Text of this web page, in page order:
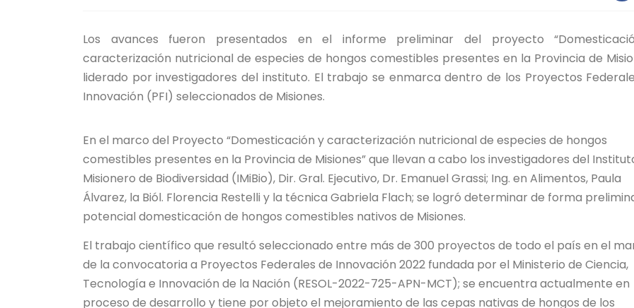
Los avances fueron presentados en el informe preliminar del proyecto
caracterización nutricional de especies de hongos comestibles presentes en la Provincia de
liderado por investigadores del instituto. El trabajo se enmarca dentro de los Proyectos
Innovación (PFI) seleccionados de Misiones.
En el marco del Proyecto “Domesticación y caracterización nutricional de especies de hongos
comestibles presentes en la Provincia de Misiones” que llevan a cabo los investigadores del
Misionero de Biodiversidad (IMiBio), Dir. Gral. Ejecutivo, Dr. Emanuel Grassi; Ing. en Alimentos, Paula
Álvarez, la Biól. Florencia Restelli y la técnica Gabriela Flach; se logró determinar de forma
potencial domesticación de hongos comestibles nativos de Misiones.
El trabajo científico que resultó seleccionado entre más de 300 proyectos de todo el país en el
de la convocatoria a Proyectos Federales de Innovación 2022 fundada por el Ministerio de Ciencia,
Tecnología e Innovación de la Nación (RESOL-2022-725-APN-MCT); se encuentra actualmente en
proceso de desarrollo y tiene por objeto el mejoramiento de las cepas nativas de hongos de los